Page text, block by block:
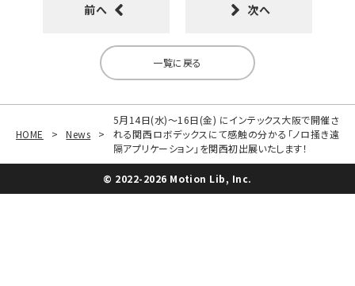
前へ 次へ
一覧に戻る
HOME > News >
5月14日(水)～16日(金) にインテックス大阪で開催さ
れる関西ロボデックスにて感触の分かる「ノロ掻き遠
隔アプリケーション」を関西初出展いたします！
© 2022-2026 Motion Lib, Inc.